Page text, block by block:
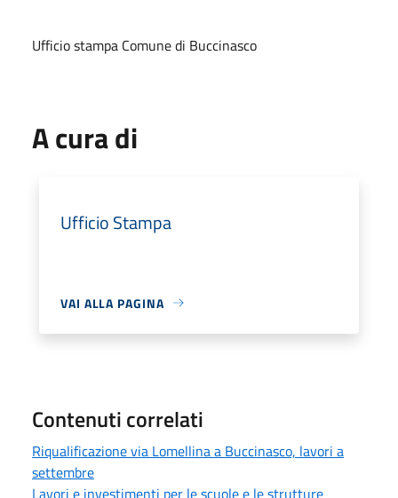
Ufficio stampa Comune di Buccinasco
A cura di
Ufficio Stampa
VAI ALLA PAGINA
Contenuti correlati
Riqualificazione via Lomellina a Buccinasco, lavori a
settembre
Lavori e investimenti per le scuole e le strutture